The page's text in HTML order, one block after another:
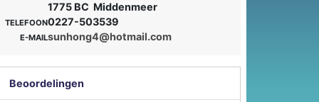
1775 BC Middenmeer
TELEFOON0227-503539
E-MAILsunhong4@hotmail.com
Beoordelingen